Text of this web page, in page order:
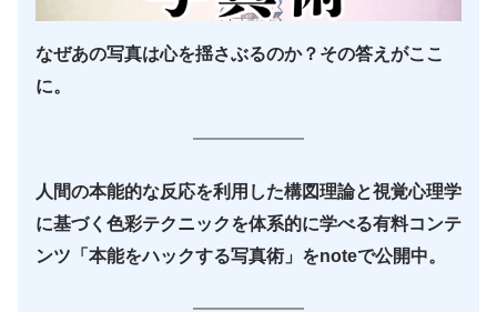
なぜあの写真は心を揺さぶるのか？その答えがここ
に。
人間の本能的な反応を利用した構図理論と視覚心理学
に基づく色彩テクニックを体系的に学べる有料コンテ
ンツ「本能をハックする写真術」をnoteで公開中。